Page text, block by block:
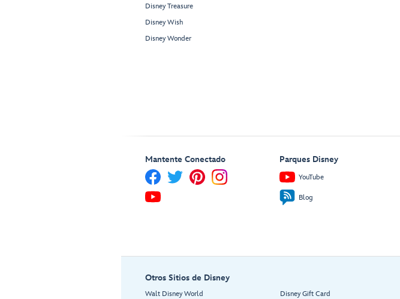
Disney Treasure
Disney Wish
Disney Wonder
Mantente Conectado Parques Disney
YouTube
Blog
Otros Sitios de Disney
Walt Disney World Disney Gift Card